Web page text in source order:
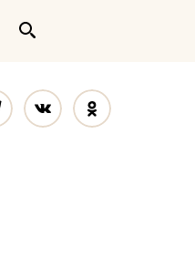
ТелеграмВконтакте